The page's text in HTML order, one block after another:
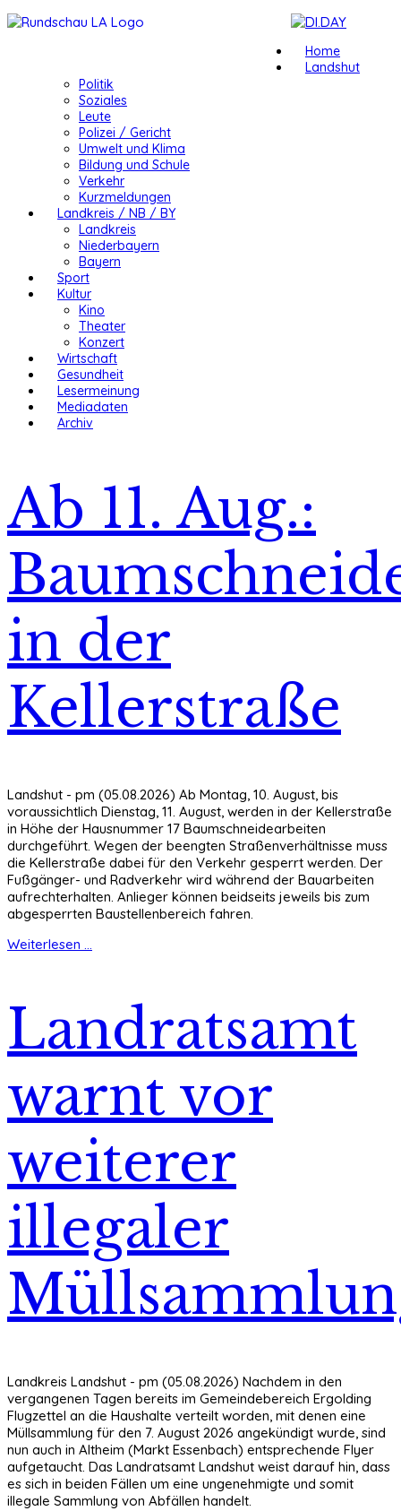
Home
Landshut
Politik
Soziales
Leute
Polizei / Gericht
Umwelt und Klima
Bildung und Schule
Verkehr
Kurzmeldungen
Landkreis / NB / BY
Landkreis
Niederbayern
Bayern
Sport
Kultur
Kino
Theater
Konzert
Wirtschaft
Gesundheit
Lesermeinung
Mediadaten
Archiv
Ab 11. Aug.:
in der
Kellerstraße
Landshut - pm (05.08.2026) Ab Montag, 10. August, bis
voraussichtlich Dienstag, 11. August, werden in der Kellerstraße
in Höhe der Hausnummer 17 Baumschneidearbeiten
durchgeführt. Wegen der beengten Straßenverhältnisse muss
die Kellerstraße dabei für den Verkehr gesperrt werden. Der
Fußgänger- und Radverkehr wird während der Bauarbeiten
aufrechterhalten. Anlieger können beidseits jeweils bis zum
abgesperrten Baustellenbereich fahren.
Weiterlesen ...
Landratsamt
warnt vor
weiterer
illegaler
Landkreis Landshut - pm (05.08.2026) Nachdem in den
vergangenen Tagen bereits im Gemeindebereich Ergolding
Flugzettel an die Haushalte verteilt worden, mit denen eine
Müllsammlung für den 7. August 2026 angekündigt wurde, sind
nun auch in Altheim (Markt Essenbach) entsprechende Flyer
aufgetaucht. Das Landratsamt Landshut weist darauf hin, dass
es sich in beiden Fällen um eine ungenehmigte und somit
illegale Sammlung von Abfällen handelt.